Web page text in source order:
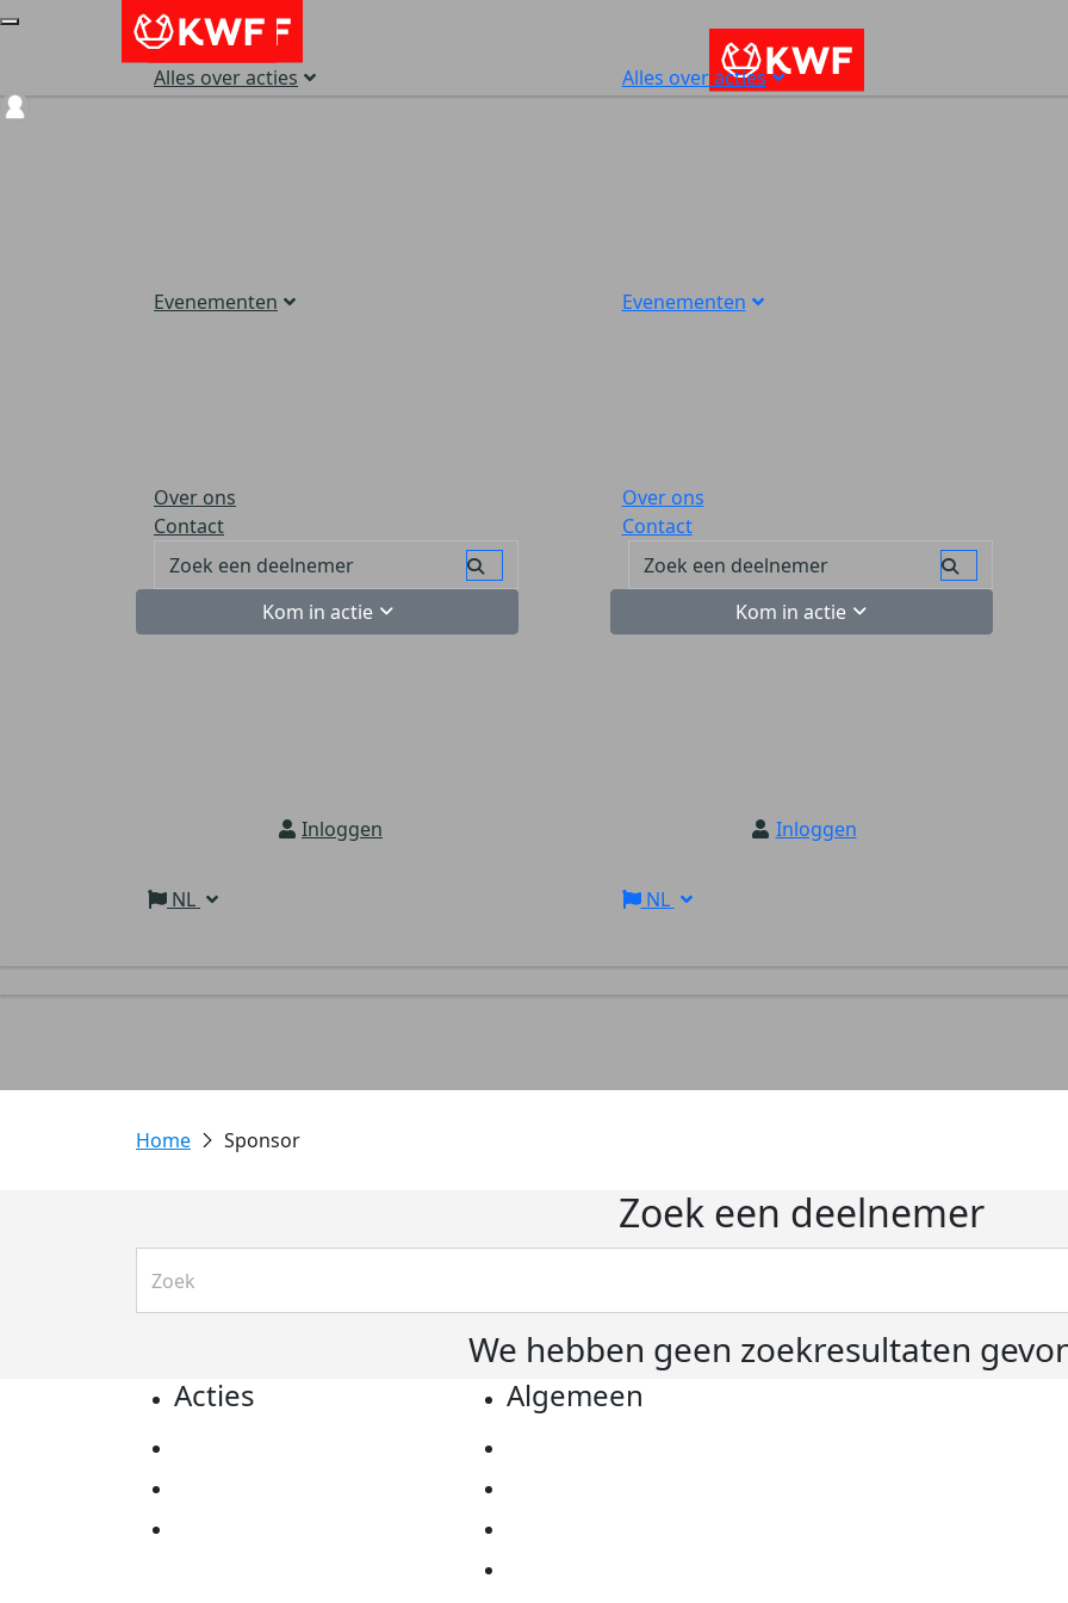
Alles over acties
Evenementen
Over ons
Contact
Kom in actie
Inloggen
NL
Alles over acties
Evenementen
Over ons
Contact
Kom in actie
Inloggen
NL
Sponsor
Zoek een deelnemer
We hebben geen zoekresultaten
Acties Algemeen